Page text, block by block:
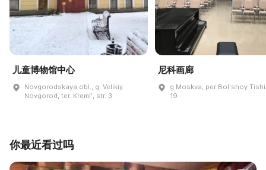
儿童博物馆中心
Novgorodskaya obl., g. Velikiy
Novgorod, ter. Kremlʹ, str. 3
尼科画廊
g Moskva, per Bolʹshoy
19
你最近看过吗